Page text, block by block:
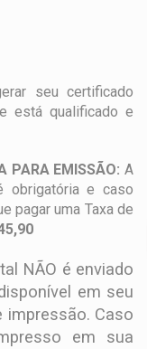
seu certificado
está qualificado e
PARA EMISSÃO: A
obrigatória e caso
pagar uma Taxa de
NÃO é enviado
em seu
impressão. Caso
em sua